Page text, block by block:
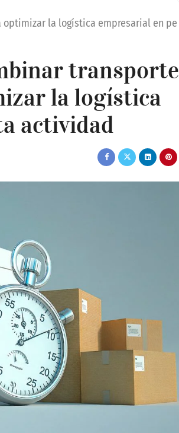
optimizar la logística empresarial en pe
transporte
la logística
actividad